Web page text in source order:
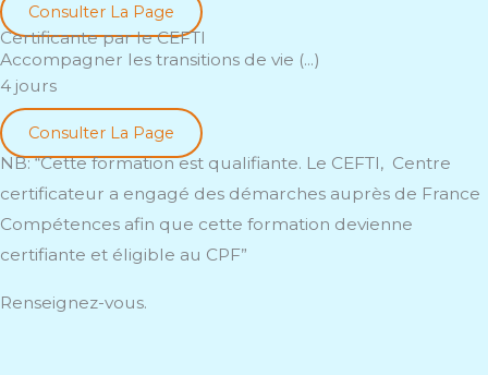
Consulter La Page
Certificante par le CEFTI
Accompagner les transitions de vie (...)
4 jours
Consulter La Page
NB: “Cette formation est qualifiante. Le CEFTI, Centre
certificateur a engagé des démarches auprès de France
Compétences afin que cette formation devienne
certifiante et éligible au CPF”
Renseignez-vous.